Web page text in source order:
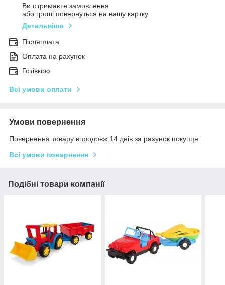
Ви отримаєте замовлення
або гроші повернуться на вашу картку
Детальніше
Післяплата
Оплата на рахунок
Готівкою
Всі умови оплати
Умови повернення
Повернення товару впродовж 14 днів за рахунок покупця
Всі умови повернення
Подібні товари компанії